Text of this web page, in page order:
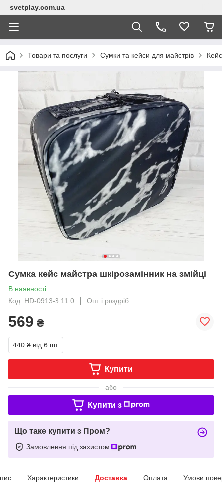
svetplay.com.ua
Товари та послуги Сумки та кейси для майстрів
Сумка кейс майстра шкірозамінник на змійці
В наявності
Код: HD-0913-3 11.0
Опт і роздріб
569 ₴
440 ₴ від 6 шт.
Купити
або
Купити з
Що таке купити з Пром?
Замовлення під захистом
Характеристики Доставка Оплата Умови